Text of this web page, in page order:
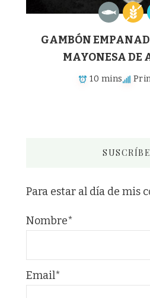
GAMBÓN
MAYONESA DE
10 mins
Para estar al día de mis
Nombre*
Email*